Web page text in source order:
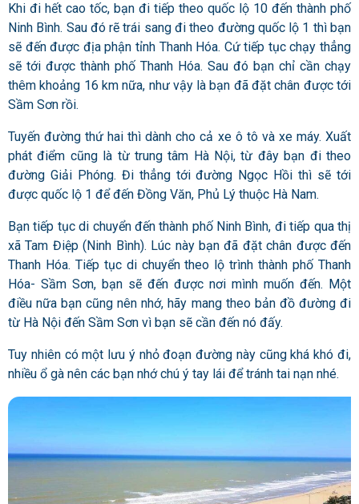
Khi đi hết cao tốc, bạn đi tiếp theo quốc lộ 10 đến thành phố
Ninh Bình. Sau đó rẽ trái sang đi theo đường quốc lộ 1 thì bạn
sẽ đến được địa phận tỉnh Thanh Hóa. Cứ tiếp tục chạy thẳng
sẽ tới được thành phố Thanh Hóa. Sau đó bạn chỉ cần chạy
thêm khoảng 16 km nữa, như vậy là bạn đã đặt chân được tới
Sầm Sơn rồi.
Tuyến đường thứ hai thì dành cho cả xe ô tô và xe máy. Xuất
phát điểm cũng là từ trung tâm Hà Nội, từ đây bạn đi theo
đường Giải Phóng. Đi thẳng tới đường Ngọc Hồi thì sẽ tới
được quốc lộ 1 để đến Đồng Văn, Phủ Lý thuộc Hà Nam.
Bạn tiếp tục di chuyển đến thành phố Ninh Bình, đi tiếp qua thị
xã Tam Điệp (Ninh Bình). Lúc này bạn đã đặt chân được đến
Thanh Hóa. Tiếp tục di chuyển theo lộ trình thành phố Thanh
Hóa- Sầm Sơn, bạn sẽ đến được nơi mình muốn đến. Một
điều nữa bạn cũng nên nhớ, hãy mang theo bản đồ đường đi
từ Hà Nội đến Sầm Sơn vì bạn sẽ cần đến nó đấy.
Tuy nhiên có một lưu ý nhỏ đoạn đường này cũng khá khó đi,
nhiều ổ gà nên các bạn nhớ chú ý tay lái để tránh tai nạn nhé.